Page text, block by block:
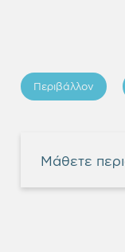
Περιβάλλον
Μάθετε